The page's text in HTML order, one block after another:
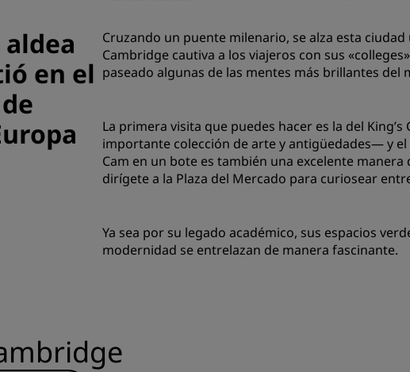
Buscar
Buscar
Aplicación
en el
Cruzando un puente milenario, se alza esta
Cambridge cautiva a los viajeros con sus
paseado algunas de las mentes más brillantes del
La primera visita que puedes hacer es la del
importante colección de arte y antigüedades— y
Cam en un bote es también una excelente
dirígete a la Plaza del Mercado para curiosear
Ya sea por su legado académico, sus espacios
modernidad se entrelazan de manera fascinante.